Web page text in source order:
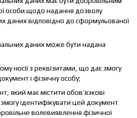
особи щодо надання дозволу
даних відповідно до сформульованої
даних може бути надана
носії з реквізитами, що дає змогу
і фізичну особу;
який має містити обов’язкові
ідентифікувати цей документ
волевиявлення фізичної